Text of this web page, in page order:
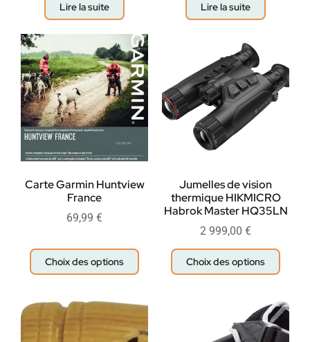
Lire la suite Lire la suite
Carte Garmin Huntview
France
69,99 €
Choix des options
Jumelles de vision
thermique HIKMICRO
Habrok Master HQ35LN
2 999,00 €
Choix des options